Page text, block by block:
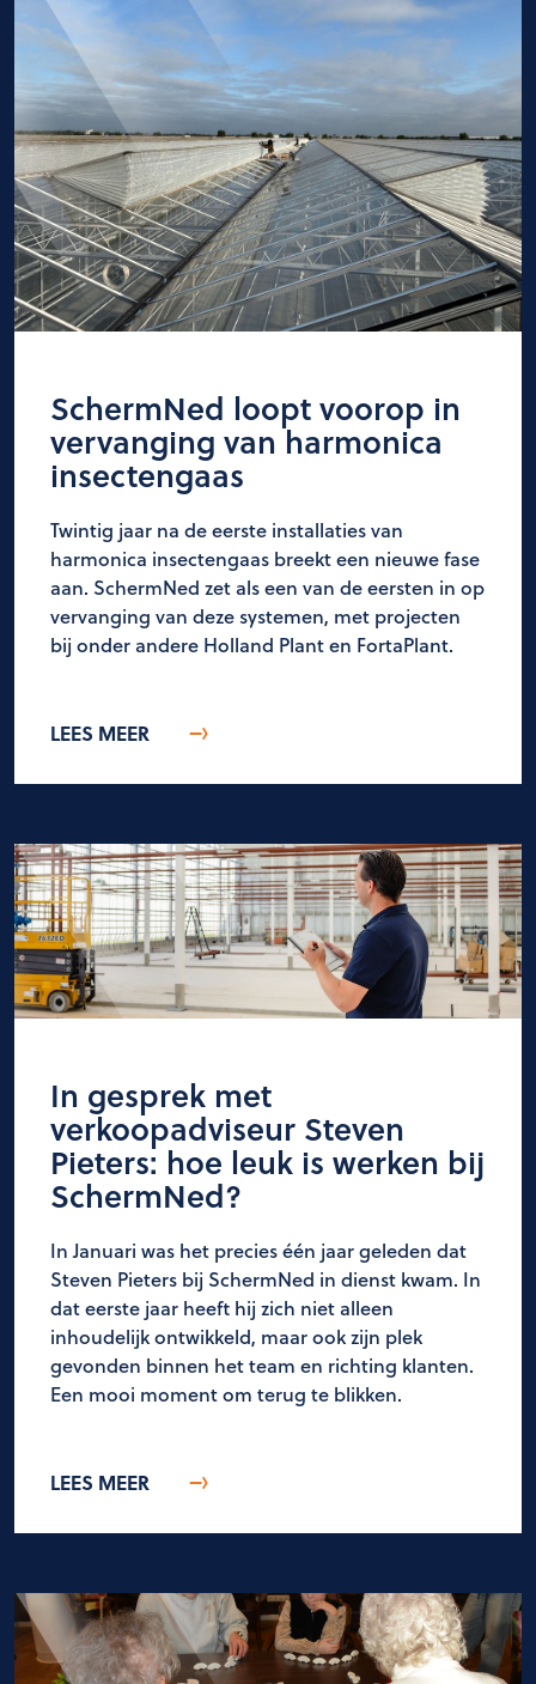
SchermNed loopt voorop in
vervanging van harmonica
insectengaas
Twintig jaar na de eerste installaties van
harmonica insectengaas breekt een nieuwe fase
aan. SchermNed zet als een van de eersten in op
vervanging van deze systemen, met projecten
bij onder andere Holland Plant en FortaPlant.
LEES MEER
In gesprek met
verkoopadviseur Steven
Pieters: hoe leuk is werken bij
SchermNed?
In Januari was het precies één jaar geleden dat
Steven Pieters bij SchermNed in dienst kwam. In
dat eerste jaar heeft hij zich niet alleen
inhoudelijk ontwikkeld, maar ook zijn plek
gevonden binnen het team en richting klanten.
Een mooi moment om terug te blikken.
LEES MEER